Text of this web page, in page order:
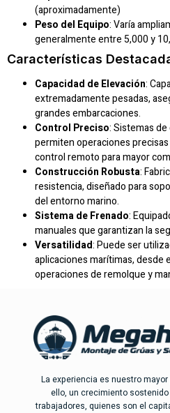
(aproximadamente)
Peso del Equipo: Varía
generalmente entre 5,000 y
Características
Capacidad de Elevación:
extremadamente pesadas,
grandes embarcaciones.
Control Preciso: Sistemas
permiten operaciones
control remoto para mayor
Construcción Robusta:
resistencia, diseñado para
del entorno marino.
Sistema de Frenado:
manuales que garantizan la
Versatilidad: Puede ser
aplicaciones marítimas, desde
operaciones de remolque y
La experiencia es nuestro
ello, un crecimiento
trabajadores, quienes son el